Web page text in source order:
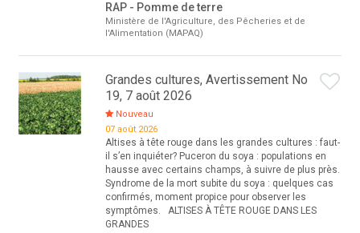
RAP - Pomme de terre
Ministère de l'Agriculture, des Pêcheries et de
l'Alimentation (MAPAQ)
Grandes cultures, Avertissement No
19, 7 août 2026
Nouveau
07 août 2026
Altises à tête rouge dans les grandes cultures : faut-
il s’en inquiéter? Puceron du soya : populations en
hausse avec certains champs, à suivre de plus près.
Syndrome de la mort subite du soya : quelques cas
confirmés, moment propice pour observer les
symptômes. ALTISES À TÊTE ROUGE DANS LES
GRANDES